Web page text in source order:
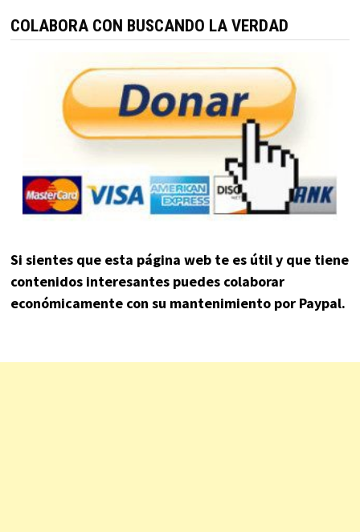
COLABORA CON BUSCANDO LA VERDAD
Si sientes que esta página web te es útil y que tiene
contenidos interesantes puedes colaborar
económicamente con su mantenimiento por Paypal.